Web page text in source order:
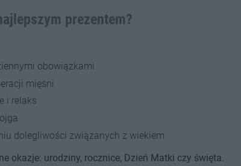
prezentem?
obowiązkami
mięśni
i relaks
dolegliwości związanych z wiekiem
okazje: urodziny, rocznice, Dzień Matki czy święta.